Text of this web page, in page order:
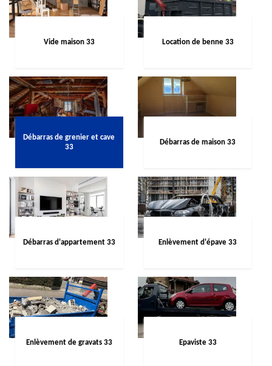
Vide maison 33 Location de benne 33
Débarras de grenier et cave
33
Débarras de maison 33
Débarras d'appartement 33 Enlèvement d'épave 33
Enlèvement de gravats 33 Epaviste 33